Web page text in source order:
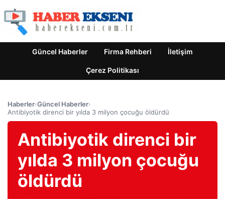
Güncel Haberler Firma Rehberi İletişim
Çerez Politikası
Haberler›Güncel Haberler›
Antibiyotik direnci bir yılda 3 milyon çocuğu öldürdü
Antibiyotik direnci bir
yılda 3 milyon çocuğu
öldürdü